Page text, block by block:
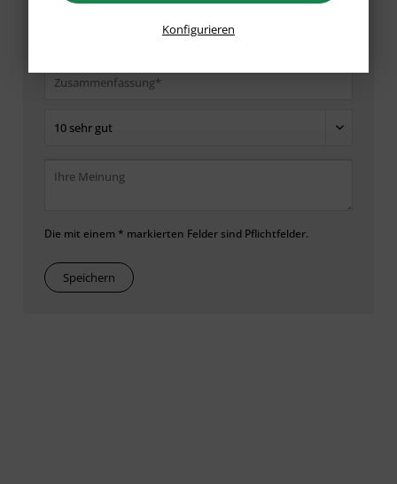
Die mit einem * markierten Felder sind Pflichtfelder.
Speichern
Konfigurieren